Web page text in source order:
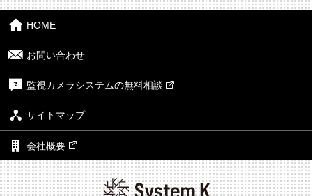
HOME
お問い合わせ
監視カメラシステムの無料相談
サイトマップ
会社概要